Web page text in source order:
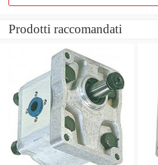
Prodotti raccomandati